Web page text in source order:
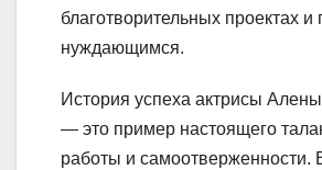
благотворительных проектах и
нуждающимся.
История успеха актрисы
— это пример настоящего
работы и самоотверженности.